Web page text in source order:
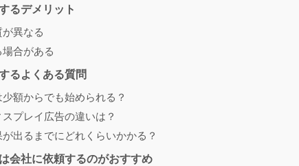
るデメリット
異なる
合がある
るよくある質問
額からでも始められる？
プレイ広告の違いは？
出るまでにどれくらいかかる？
会社に依頼するのがおすすめ